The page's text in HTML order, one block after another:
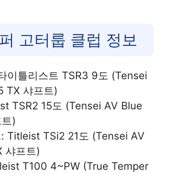
고터룹 클럽 정보
이틀리스트 TSR3 9도 (Tensei
TX 샤프트)
TSR2 15도 (Tensei AV Blue
)
Titleist TSi2 21도 (Tensei AV
샤프트)
T100 4~PW (True Temper